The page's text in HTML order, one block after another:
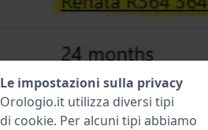
Le impostazioni sulla privacy
Orologio.it utilizza diversi tipi
di cookie. Per alcuni tipi abbiamo